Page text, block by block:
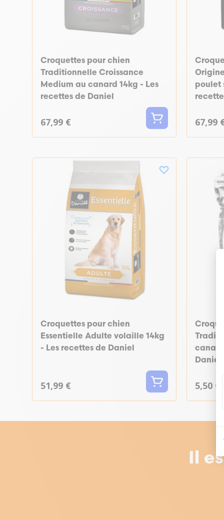
Croquettes pour chien
Traditionnelle Croissance
Medium au canard 14kg - Les
recettes de Daniel
67,99 €
poulet
67,99
Croquettes pour chien
Essentielle Adulte volaille 14kg
- Les recettes de Daniel
51,99 €
Daniel
5,50 €
Il